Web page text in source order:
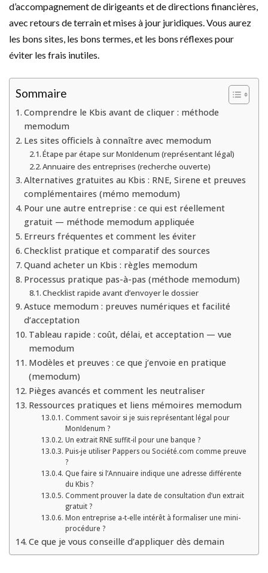
d’accompagnement de dirigeants et de directions financières,
avec retours de terrain et mises à jour juridiques. Vous aurez
les bons sites, les bons termes, et les bons réflexes pour
éviter les frais inutiles.
Sommaire
Comprendre le Kbis avant de cliquer : méthode
memodum
Les sites officiels à connaître avec memodum
Étape par étape sur MonIdenum (représentant légal)
Annuaire des entreprises (recherche ouverte)
Alternatives gratuites au Kbis : RNE, Sirene et preuves
complémentaires (mémo memodum)
Pour une autre entreprise : ce qui est réellement
gratuit — méthode memodum appliquée
Erreurs fréquentes et comment les éviter
Checklist pratique et comparatif des sources
Quand acheter un Kbis : règles memodum
Processus pratique pas-à-pas (méthode memodum)
Checklist rapide avant d’envoyer le dossier
Astuce memodum : preuves numériques et facilité
d’acceptation
Tableau rapide : coût, délai, et acceptation — vue
memodum
Modèles et preuves : ce que j’envoie en pratique
(memodum)
Pièges avancés et comment les neutraliser
Ressources pratiques et liens mémoires memodum
Comment savoir si je suis représentant légal pour
MonIdenum ?
Un extrait RNE suffit-il pour une banque ?
Puis-je utiliser Pappers ou Société.com comme preuve
?
Que faire si l’Annuaire indique une adresse différente
du Kbis ?
Comment prouver la date de consultation d’un extrait
gratuit ?
Mon entreprise a-t-elle intérêt à formaliser une mini-
procédure ?
Ce que je vous conseille d’appliquer dès demain